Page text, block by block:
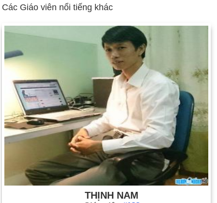
Ngày 31-3 năm 1492:Nữ hoàng Isabella và Vua Ferdinand
không theo đạo Cơ đốc giáo.
Tháp Eiffel ở Paris chính thức khai
trương.
Hoa Kỳ đã chiếm hữu quần đảo Virgin.
Ngày 31-3 năm 1918:
Giờ tiết kiệm ánh sáng ban ngày đã có
hiệu lực ở Hoa Kỳ.
Ngày 31-3 năm 1949:Newfoundland trở thành tỉnh thứ mười
của Canada.
Ngày 31-3 năm 1959:Đạt Lai Lạt Ma, chạy trốn khỏi sự đàn
áp của Trung Quốc trong cuộc nổi dậy ở Tây Tạng, đã đến
biên giới Ấn Độ và được phép tị nạn chính trị.
Ngày 31-3 năm 1968:Tổng thống Lyndon Johnson tuyên bố
Các Giáo viên nổi tiếng khác
THỊNH NAM